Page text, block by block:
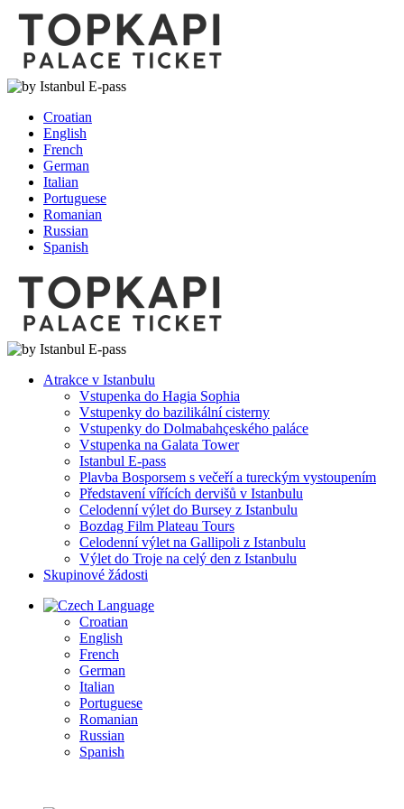
Croatian
English
French
German
Italian
Portuguese
Romanian
Russian
Spanish
Atrakce v Istanbulu
Vstupenka do Hagia Sophia
Vstupenky do bazilikální cisterny
Vstupenky do Dolmabahçeského paláce
Vstupenka na Galata Tower
Istanbul E-pass
Plavba Bosporsem s večeří a tureckým vystoupením
Představení vířících dervišů v Istanbulu
Celodenní výlet do Bursey z Istanbulu
Bozdag Film Plateau Tours
Celodenní výlet na Gallipoli z Istanbulu
Výlet do Troje na celý den z Istanbulu
Skupinové žádosti
Language
Croatian
English
French
German
Italian
Portuguese
Romanian
Russian
Spanish